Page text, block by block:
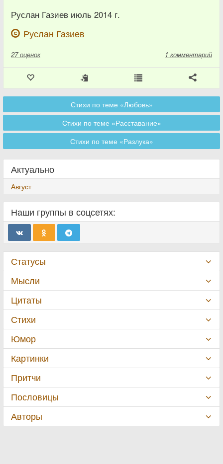
Руслан Газиев июль 2014 г.
Руслан Газиев
27 оценок 1 комментарий
Стихи по теме «Любовь»
Стихи по теме «Расставание»
Стихи по теме «Разлука»
Актуально
Август
Наши группы в соцсетях:
Статусы
Мысли
Цитаты
Стихи
Юмор
Картинки
Притчи
Пословицы
Авторы